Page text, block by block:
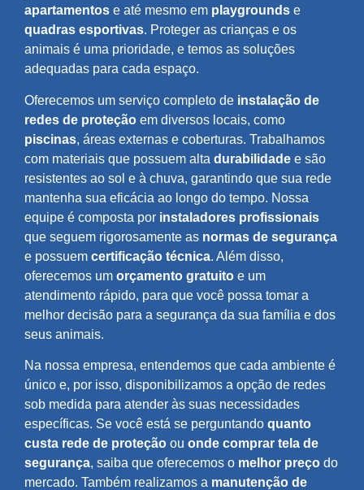
apartamentos e até mesmo em playgrounds e
quadras esportivas. Proteger as crianças e os
animais é uma prioridade, e temos as soluções
adequadas para cada espaço.
Oferecemos um serviço completo de instalação de
redes de proteção em diversos locais, como
piscinas, áreas externas e coberturas. Trabalhamos
com materiais que possuem alta durabilidade e são
resistentes ao sol e à chuva, garantindo que sua rede
mantenha sua eficácia ao longo do tempo. Nossa
equipe é composta por instaladores profissionais
que seguem rigorosamente as normas de segurança
e possuem certificação técnica. Além disso,
oferecemos um orçamento gratuito e um
atendimento rápido, para que você possa tomar a
melhor decisão para a segurança da sua família e dos
seus animais.
Na nossa empresa, entendemos que cada ambiente é
único e, por isso, disponibilizamos a opção de redes
sob medida para atender às suas necessidades
específicas. Se você está se perguntando quanto
custa rede de proteção ou onde comprar tela de
segurança, saiba que oferecemos o melhor preço do
mercado. Também realizamos a manutenção de